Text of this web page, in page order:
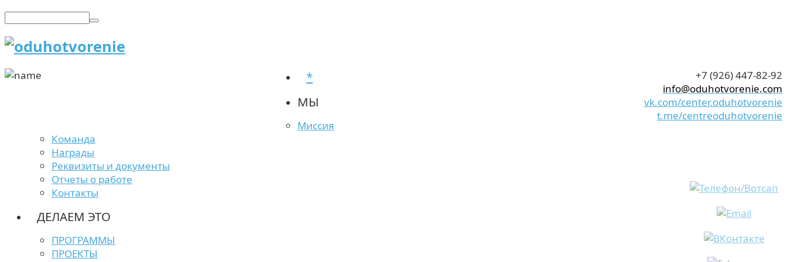
+7 (926) 447-82-92
info@oduhotvorenie.com
vk.com/center.oduhotvorenie
t.me/centreoduhotvorenie
*
МЫ
Миссия
Команда
Награды
Реквизиты и документы
Отчеты о работе
Контакты
ДЕЛАЕМ ЭТО
ПРОГРАММЫ
ПРОЕКТЫ